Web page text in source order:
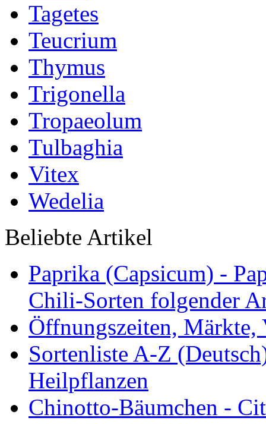
Tagetes
Teucrium
Thymus
Trigonella
Tropaeolum
Tulbaghia
Vitex
Wedelia
Beliebte Artikel
Paprika (Capsicum) -
Chili-Sorten folgender
Öffnungszeiten, Märkte,
Sortenliste A-Z
Heilpflanzen
Chinotto-Bäumchen -